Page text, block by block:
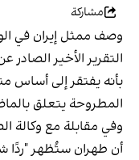
مشاركة
وصف ممثل إيران في
التقرير الأخير الصادر
بأنه يفتقر إلى أساس
المطروحة يتعلق
وفي مقابلة مع وكالة
أن طهران ستُظهر "ردًا